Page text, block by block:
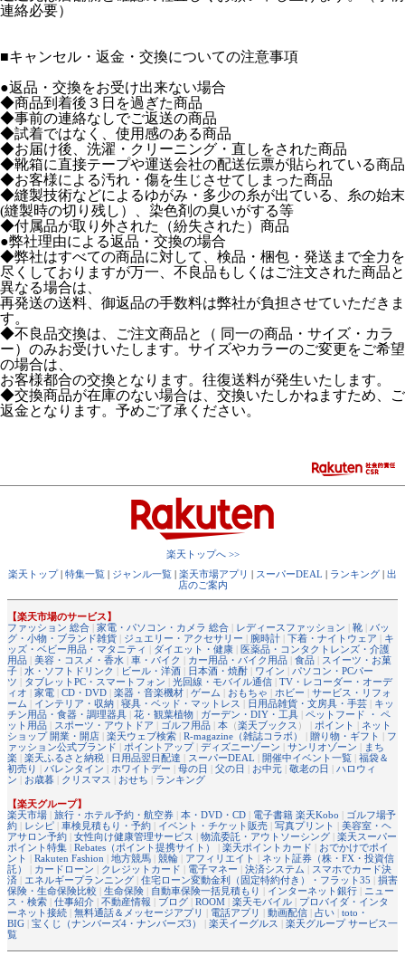
連絡必要）
■キャンセル・返金・交換についての注意事項
●返品・交換をお受け出来ない場合
◆商品到着後３日を過ぎた商品
◆事前の連絡なしでご返送の商品
◆試着ではなく、使用感のある商品
◆お届け後、洗濯・クリーニング・直しをされた商品
◆靴箱に直接テープや運送会社の配送伝票が貼られている商品
◆お客様による汚れ・傷を生じさせてしまった商品
◆縫製技術などによるゆがみ・多少の糸が出ている、糸の始末
(縫製時の切り残し）、染色剤の臭いがする等
◆付属品が取り外された（紛失された）商品
●弊社理由による返品・交換の場合
◆弊社はすべての商品に対して、検品・梱包・発送まで全力を
尽くしておりますが万一、不良品もしくはご注文された商品と
異なる場合は、
再発送の送料、御返品の手数料は弊社が負担させていただきま
す。
◆不良品交換は、ご注文商品と（ 同一の商品・サイズ・カラ
ー）のみお受けいたします。サイズやカラーのご変更をご希望
の場合は、
お客様都合の交換となります。往復送料が発生いたします。
◆交換商品が在庫のない場合は、交換いたしかねますため、ご
返金となります。予めご了承ください。
楽天トップへ >>
楽天トップ| 特集一覧 | ジャンル一覧 | 楽天市場アプリ | スーパーDEAL | ランキング | 出
店のご案内
【楽天市場のサービス】
ファッション 総合 | 家電・パソコン・カメラ 総合 | レディースファッション | 靴 | バッ
グ・小物・ブランド雑貨 | ジュエリー・アクセサリー | 腕時計 | 下着・ナイトウェア | キ
ッズ・ベビー用品・マタニティ | ダイエット・健康 | 医薬品・コンタクトレンズ・介護
用品 | 美容・コスメ・香水 | 車・バイク | カー用品・バイク用品 | 食品 | スイーツ・お菓
子 | 水・ソフトドリンク | ビール・洋酒 | 日本酒・焼酎 | ワイン | パソコン・PCパー
ツ | タブレットPC・スマートフォン | 光回線・モバイル通信 | TV・レコーダー・オーデ
ィオ | 家電 | CD・DVD | 楽器・音楽機材 | ゲーム | おもちゃ | ホビー | サービス・リフォ
ーム | インテリア・収納 | 寝具・ベッド・マットレス | 日用品雑貨・文房具・手芸 | キッ
チン用品・食器・調理器具 | 花・観葉植物 | ガーデン・DIY・工具 | ペットフード ・ ペ
ット用品 | スポーツ・アウトドア | ゴルフ用品 | 本 （楽天ブックス ） | ポイント | ネット
ショップ 開業・開店 | 楽天ウェブ検索 | R-magazine（雑誌コラボ） | 贈り物・ギフト | フ
ァッション公式ブランド | ポイントアップ| ディズニーゾーン | サンリオゾーン | まち
楽 | 楽天ふるさと納税 | 日用品翌日配達 | スーパーDEAL | 開催中イベント一覧 | 福袋＆
初売り | バレンタイン | ホワイトデー | 母の日 | 父の日 | お中元 | 敬老の日 | ハロウィ
ン | お歳暮 | クリスマス | おせち | ランキング
【楽天グループ】
楽天市場 | 旅行・ホテル予約・航空券 | 本・DVD・CD | 電子書籍 楽天Kobo | ゴルフ場予
約 | レシピ | 車検見積もり・予約 | イベント・チケット販売 | 写真プリント | 美容室・ヘ
アサロン予約 | 女性向け健康管理サービス | 物流委託・アウトソーシング | 楽天スーパー
ポイント特集 | Rebates（ポイント提携サイト） | 楽天ポイントカード | おでかけでポイ
ント | Rakuten Fashion | 地方競馬 | 競輪 | アフィリエイト | ネット証券（株・FX・投資信
託）
| カードローン | クレジットカード | 電子マネー | 決済システム | スマホでカード決
済 | エネルギープランニング | 住宅ローン変動金利（固定特約付き）・フラット35 | 損害
保険・生命保険比較 | 生命保険 | 自動車保険一括見積もり | インターネット銀行 | ニュー
ス・検索 | 仕事紹介 | 不動産情報 | ブログ | ROOM | 楽天モバイル | プロバイダ・インタ
ーネット接続 | 無料通話＆メッセージアプリ | 電話アプリ | 動画配信 | 占い | toto・
BIG | 宝くじ（ナンバーズ4・ナンバーズ3） | 楽天イーグルス | 楽天グループ サービス一
覧